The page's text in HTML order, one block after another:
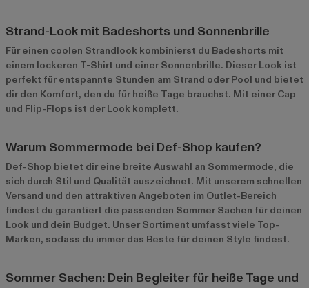
Strand-Look mit Badeshorts und Sonnenbrille
Für einen coolen Strandlook kombinierst du Badeshorts mit
einem lockeren T-Shirt und einer Sonnenbrille. Dieser Look ist
perfekt für entspannte Stunden am Strand oder Pool und bietet
dir den Komfort, den du für heiße Tage brauchst. Mit einer Cap
und Flip-Flops ist der Look komplett.
Warum Sommermode bei Def-Shop kaufen?
Def-Shop bietet dir eine breite Auswahl an Sommermode, die
sich durch Stil und Qualität auszeichnet. Mit unserem schnellen
Versand und den attraktiven Angeboten im Outlet-Bereich
findest du garantiert die passenden Sommer Sachen für deinen
Look und dein Budget. Unser Sortiment umfasst viele Top-
Marken, sodass du immer das Beste für deinen Style findest.
Sommer Sachen: Dein Begleiter für heiße Tage und